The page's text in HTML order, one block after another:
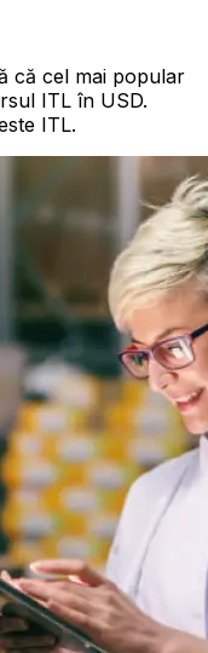
că cel mai popular
ITL în USD.
ITL.